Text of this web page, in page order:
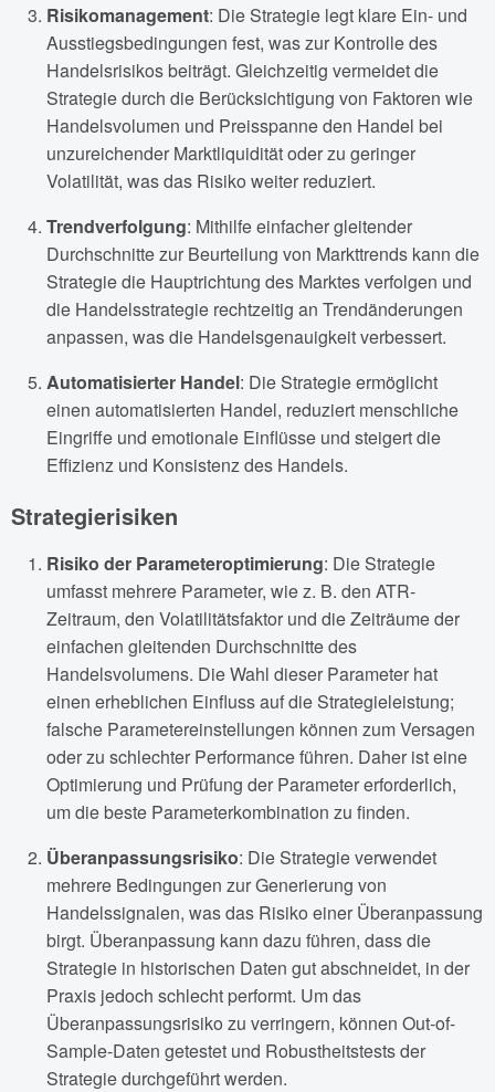
Risikomanagement: Die Strategie legt klare Ein- und
Ausstiegsbedingungen fest, was zur Kontrolle des
Handelsrisikos beiträgt. Gleichzeitig vermeidet die
Strategie durch die Berücksichtigung von Faktoren wie
Handelsvolumen und Preisspanne den Handel bei
unzureichender Marktliquidität oder zu geringer
Volatilität, was das Risiko weiter reduziert.
Trendverfolgung: Mithilfe einfacher gleitender
Durchschnitte zur Beurteilung von Markttrends kann die
Strategie die Hauptrichtung des Marktes verfolgen und
die Handelsstrategie rechtzeitig an Trendänderungen
anpassen, was die Handelsgenauigkeit verbessert.
Automatisierter Handel: Die Strategie ermöglicht
einen automatisierten Handel, reduziert menschliche
Eingriffe und emotionale Einflüsse und steigert die
Effizienz und Konsistenz des Handels.
Strategierisiken
Risiko der Parameteroptimierung: Die Strategie
umfasst mehrere Parameter, wie z. B. den ATR-
Zeitraum, den Volatilitätsfaktor und die Zeiträume der
einfachen gleitenden Durchschnitte des
Handelsvolumens. Die Wahl dieser Parameter hat
einen erheblichen Einfluss auf die Strategieleistung;
falsche Parametereinstellungen können zum Versagen
oder zu schlechter Performance führen. Daher ist eine
Optimierung und Prüfung der Parameter erforderlich,
um die beste Parameterkombination zu finden.
Überanpassungsrisiko: Die Strategie verwendet
mehrere Bedingungen zur Generierung von
Handelssignalen, was das Risiko einer Überanpassung
birgt. Überanpassung kann dazu führen, dass die
Strategie in historischen Daten gut abschneidet, in der
Praxis jedoch schlecht performt. Um das
Überanpassungsrisiko zu verringern, können Out-of-
Sample-Daten getestet und Robustheitstests der
Strategie durchgeführt werden.